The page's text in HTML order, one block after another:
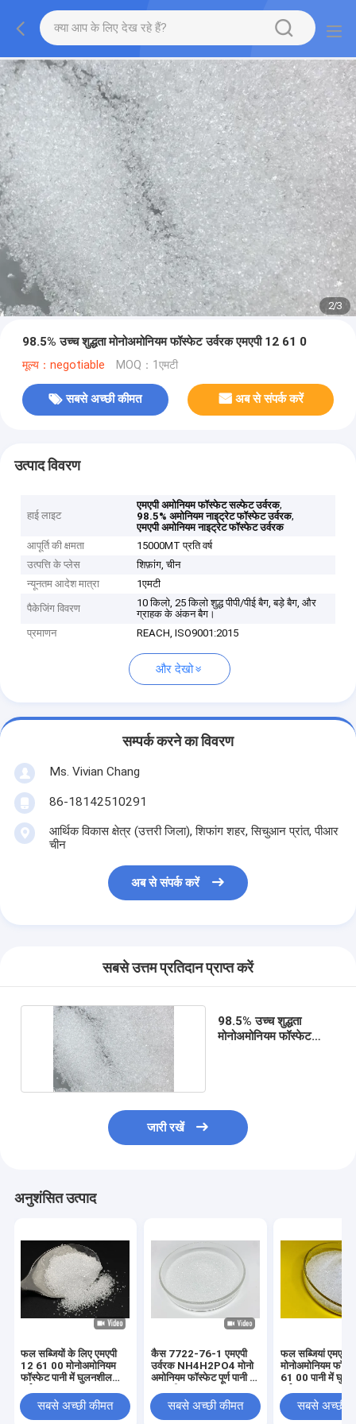
2/3
98.5% उच्च शुद्धता मोनोअमोनियम फॉस्फेट उर्वरक एमएपी 12 61 0
मूल्य：negotiable MOQ：1एमटी
सबसे अच्छी कीमत अब से संपर्क करें
उत्पाद विवरण
हाई लाइट
एमएपी अमोनियम फॉस्फेट सल्फेट उर्वरक,
98.5% अमोनियम नाइट्रेट फॉस्फेट उर्वरक,
एमएपी अमोनियम नाइट्रेट फॉस्फेट उर्वरक
आपूर्ति की क्षमता
15000MT प्रति वर्ष
उत्पत्ति के प्लेस
शिफ़ांग, चीन
न्यूनतम आदेश मात्रा
1एमटी
पैकेजिंग विवरण
10 किलो, 25 किलो शुद्ध पीपी/पीई बैग, बड़े बैग, और
ग्राहक के अंकन बैग।
प्रमाणन
REACH, ISO9001:2015
और देखो
सम्पर्क करने का विवरण
Ms. Vivian Chang
86-18142510291
आर्थिक विकास क्षेत्र (उत्तरी जिला), शिफांग शहर, सिचुआन प्रांत, पीआर
चीन
अब से संपर्क करें
सबसे उत्तम प्रतिदान प्राप्त करें
98.5% उच्च शुद्धता
मोनोअमोनियम फॉस्फेट
जारी रखें
अनुशंसित उत्पाद
फल सब्जियों के लिए एमएपी
12 61 00 मोनोअमोनियम
फॉस्फेट पानी में घुलनशील
सबसे अच्छी कीमत
कैस 7722-76-1 एमएपी
उर्वरक NH4H2PO4 मोनो
अमोनियम फॉस्फेट पूर्ण पानी में
सबसे अच्छी कीमत
फल सब्जियां एमएपी
मोनोअमोनियम
61 00 पानी में
सबसे अच्छी